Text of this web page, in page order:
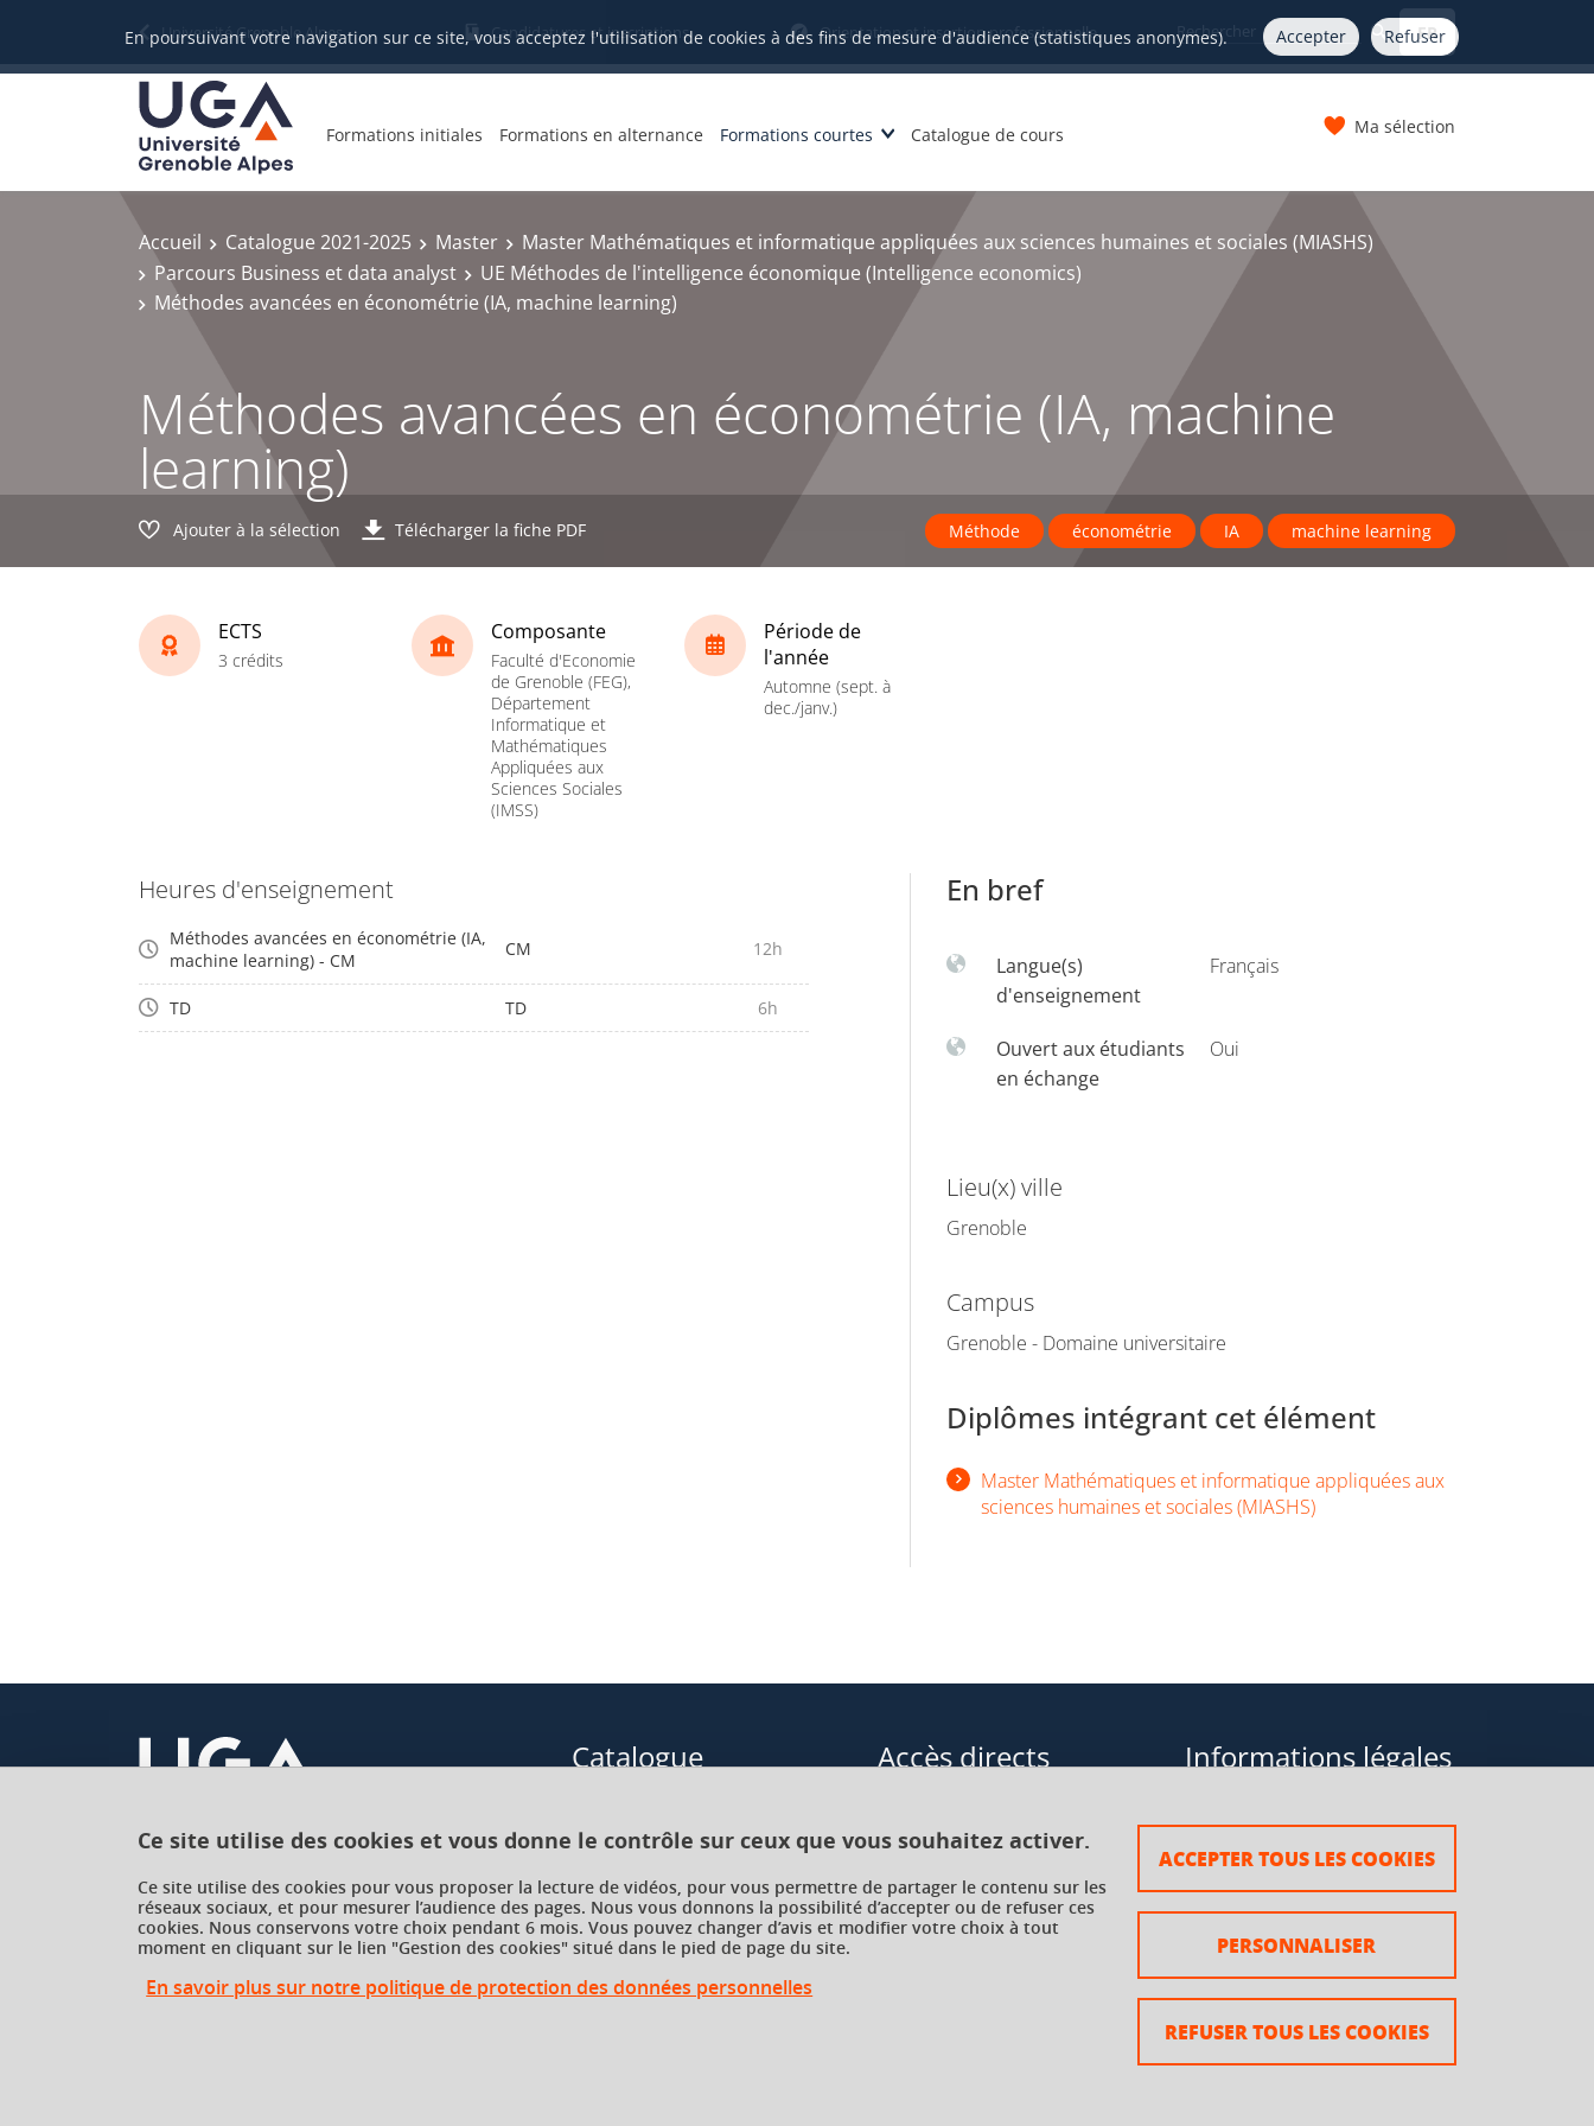
Ce site utilise des cookies et vous donne le contrôle sur ceux que vous souhaitez activer.
Ce site utilise des cookies pour vous proposer la lecture de vidéos, pour vous permettre de partager le contenu sur les
réseaux sociaux, et pour mesurer l’audience des pages. Nous vous donnons la possibilité d’accepter ou de refuser ces
cookies. Nous conservons votre choix pendant 6 mois. Vous pouvez changer d’avis et modifier votre choix à tout
moment en cliquant sur le lien "Gestion des cookies" situé dans le pied de page du site.
En savoir plus sur notre politique de protection des données personnelles
ACCEPTER TOUS LES COOKIES
REFUSER TOUS LES COOKIES
PERSONNALISER
En poursuivant votre navigation sur ce site, vous acceptez l'utilisation de cookies à des fins de mesure d'audience (statistiques anonymes). Accepter Refuser
Université Grenoble Alpes Candidatures et inscriptions Orientation et insertion professionnelle FR
Formations initiales Formations en alternance Formations courtes Catalogue de cours Ma sélection
Accueil Catalogue 2021-2025 Master
Master Mathématiques et informatique appliquées aux sciences humaines et sociales (MIASHS)
Parcours Business et data analyst
UE Méthodes de l'intelligence économique (Intelligence economics)
Méthodes avancées en économétrie (IA, machine learning)
Méthodes avancées en économétrie (IA, machine
learning)
Ajouter à la sélection Télécharger la fiche PDF Méthode économétrie IA machine learning
ECTS
3 crédits
Composante
Faculté d'Economie
de Grenoble (FEG),
Département
Informatique et
Mathématiques
Appliquées aux
Sciences Sociales
(IMSS)
Période de
l'année
Automne (sept. à
dec./janv.)
Heures d'enseignement
Méthodes avancées en économétrie (IA,
machine learning) - CM
CM 12h
TD TD 6h
En bref
Langue(s)
d'enseignement
Français
Ouvert aux étudiants
en échange
Oui
Lieu(x) ville
Grenoble
Campus
Grenoble - Domaine universitaire
Diplômes intégrant cet élément
Master Mathématiques et informatique appliquées aux
sciences humaines et sociales (MIASHS)
Université Grenoble Alpes
621 avenue Centrale
38400 Saint-Martin-d'Hères
France
Catalogue
Formations courtes
Recherche par facultés, écoles,
instituts
Accès directs
Enseignements transversaux à
choix (ETC)
Informations légales
Plan du site
Mentions légales
Crédits
Accessibilité : non conforme